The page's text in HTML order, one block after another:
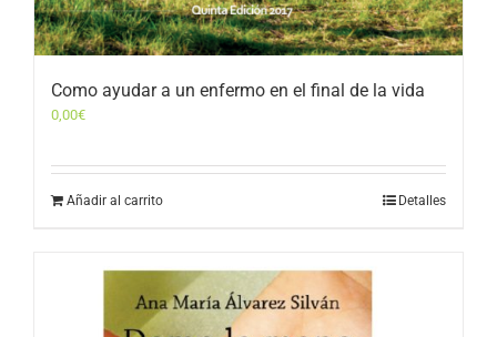
Como ayudar a un enfermo en el final de la vida
0,00€
Añadir al carrito Detalles